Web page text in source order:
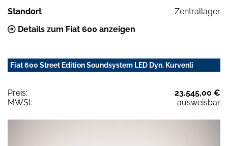
Standort
Zentrallager
Details zum Fiat 600 anzeigen
Fiat 600 Street Edition Soundsystem LED Dyn. Kurvenli
Preis:
23.545,00 €
MWSt:
ausweisbar